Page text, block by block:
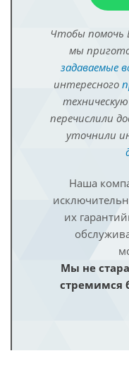
Чтобы помочь
мы
задаваемые
интересного
перечислили
уточнили
Наша
их
Мы не
стремимся